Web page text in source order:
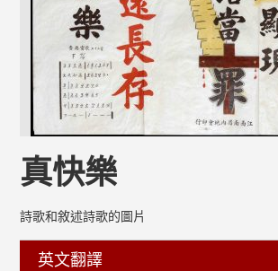
真快樂
詩歌和敘述詩歌的圖片
英文翻譯